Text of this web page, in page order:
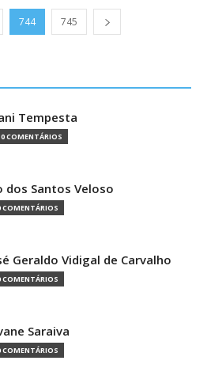
744 745
Tempesta
0 COMENTÁRIOS
dos Santos Veloso
COMENTÁRIOS
Geraldo Vidigal de Carvalho
COMENTÁRIOS
Saraiva
COMENTÁRIOS